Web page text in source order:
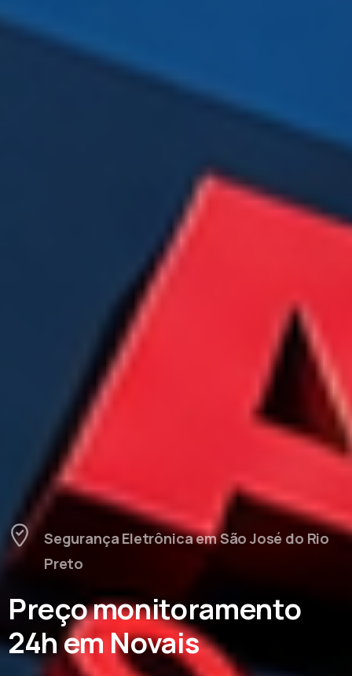
Segurança Eletrônica em São José do Rio
Preto
Preço monitoramento
24h em Novais